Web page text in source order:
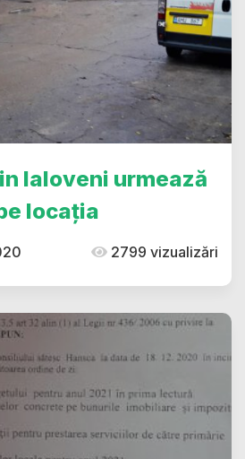
Ialoveni urmează
locația
2799 vizualizări